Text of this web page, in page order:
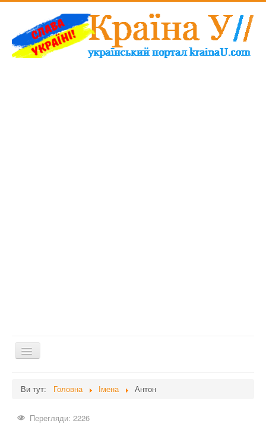
Перемикач
навігації
Здоров'я
Ви тут: Головна Імена Антон
Перегляди: 2226